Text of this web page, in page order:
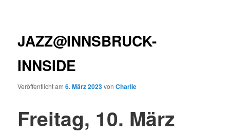
JAZZ@INNSBRUCK-
INNSIDE
Veröffentlicht am6. März 2023vonCharlie
Freitag, 10. März